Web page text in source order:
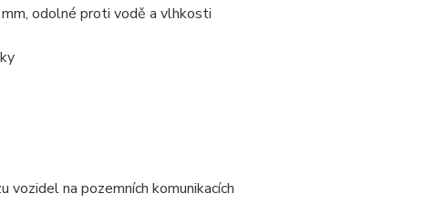
odolné proti vodě a vlhkosti
na pozemních komunikacích